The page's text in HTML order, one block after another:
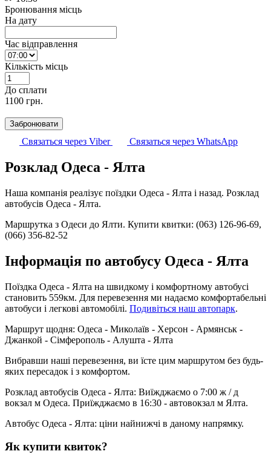
Бронювання місць
На дату
Час відправлення
Кількість місць
До cплати
1100 грн.
Забронювати
Связаться через Viber Связаться через WhatsApp
Розклад Одеса - Ялта
Наша компанія реалізує поїздки Одеса - Ялта і назад. Розклад
автобусів Одеса - Ялта.
Маршрутка з Одеси до Ялти. Купити квитки: (063) 126-96-69,
(066) 356-82-52
Інформація по автобусу Одеса - Ялта
Поїздка Одеса - Ялта на швидкому і комфортному автобусі
становить 559км. Для перевезення ми надаємо комфортабельні
автобуси і легкові автомобілі. Подивіться наш автопарк.
Маршрут щодня: Одеса - Миколаїв - Херсон - Армянськ -
Джанкой - Сімферополь - Алушта - Ялта
Вибравши наші перевезення, ви їсте цим маршрутом без будь-
яких пересадок і з комфортом.
Розклад автобусів Одеса - Ялта: Виїжджаємо о 7:00 ж / д
вокзал м Одеса. Приїжджаємо в 16:30 - автовокзал м Ялта.
Автобус Одеса - Ялта: ціни найнижчі в даному напрямку.
Як купити квиток?